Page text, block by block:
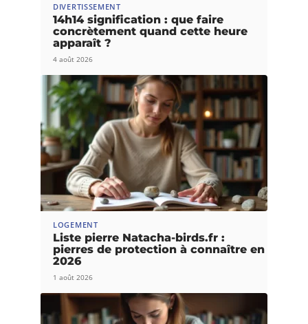
DIVERTISSEMENT
14h14 signification : que faire
concrètement quand cette heure
apparaît ?
4 août 2026
LOGEMENT
Liste pierre Natacha-birds.fr :
pierres de protection à connaître en
2026
1 août 2026